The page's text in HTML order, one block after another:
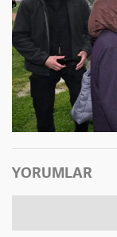
YORUMLAR